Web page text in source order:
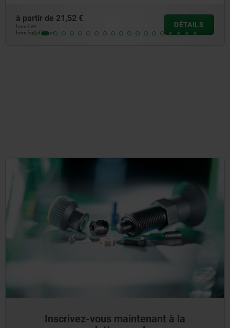
DÉTAILS
27,09 €
hors frais d’envoi
Inscrivez-vous maintenant à la